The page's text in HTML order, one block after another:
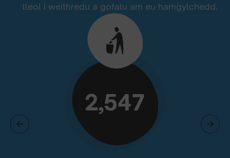
lleol i weithredu a gofalu am eu hamgylchedd.
2,547